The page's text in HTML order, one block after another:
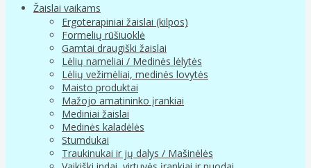
Žaislai vaikams
Ergoterapiniai žaislai (kilpos)
Formelių rūšiuoklė
Gamtai draugiški žaislai
Lėlių nameliai / Medinės lėlytės
Lėlių vežimėliai, medinės lovytės
Maisto produktai
Mažojo amatininko įrankiai
Mediniai žaislai
Medinės kaladėlės
Stumdukai
Traukinukai ir jų dalys / Mašinėlės